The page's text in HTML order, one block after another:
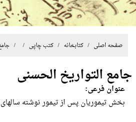
صفحه اصلی / کتابخانه /کتب چاپی / / جامع
جامع التواریخ الحسنی
عنوان فرعی:
بخش‌ تیموریان‌ پس‌ ‌از تیمور نوشته‌ سالها‌ی‌ ۸۵۵ - ۸۵۷